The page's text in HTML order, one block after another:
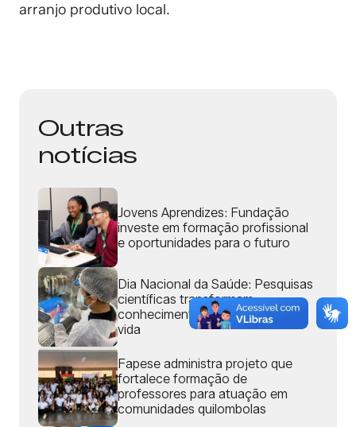
arranjo produtivo local.
Outras
notícias
Jovens Aprendizes: Fundação
investe em formação profissional
e oportunidades para o futuro
Dia Nacional da Saúde: Pesquisas
científicas transformam
conhecimento em qualidade de
vida
Fapese administra projeto que
fortalece formação de
professores para atuação em
comunidades quilombolas